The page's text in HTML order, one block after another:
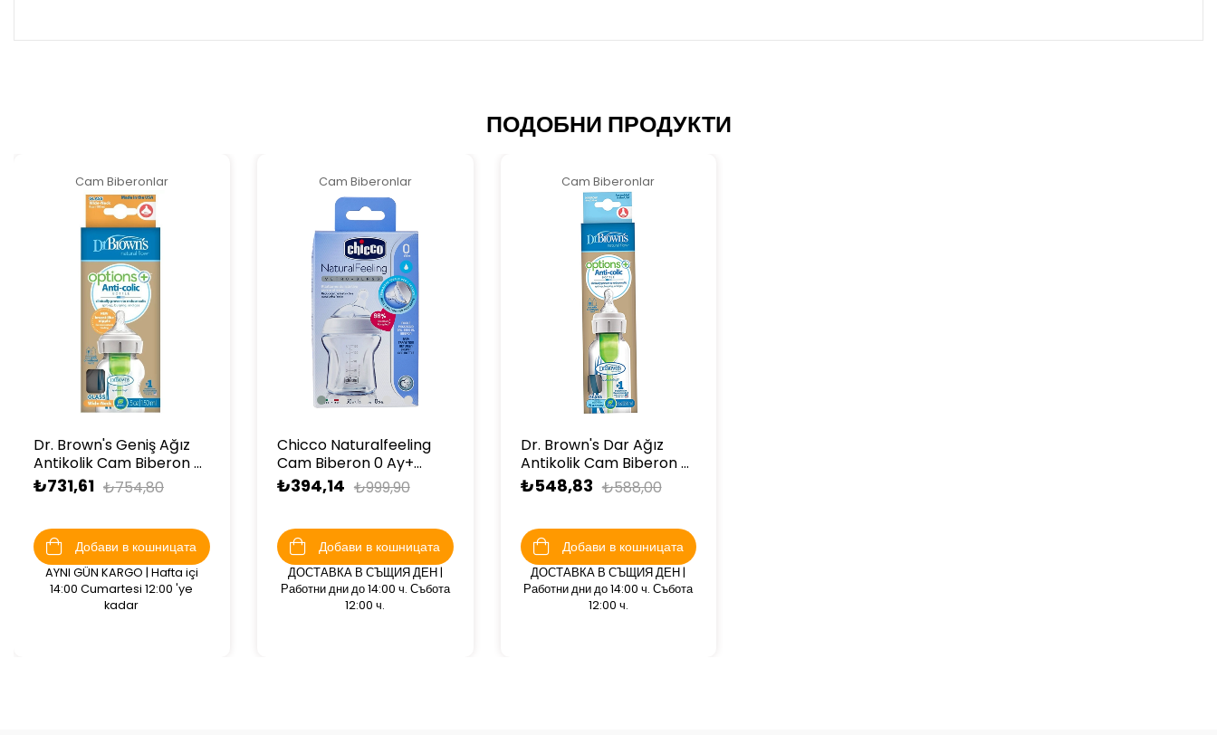
ПОДОБНИ ПРОДУКТИ
Cam Biberonlar
Dr. Brown's Geniş Ağız
Antikolik Cam Biberon 5
oz/150 ml
₺731,61 ₺754,80
Добави в кошницата
AYNI GÜN KARGO | Hafta içi
14:00 Cumartesi 12:00 'ye
kadar
Cam Biberonlar
Chicco Naturalfeeling
Cam Biberon 0 Ay+
150ml
₺394,14 ₺999,90
Добави в кошницата
ДОСТАВКА В СЪЩИЯ ДЕН |
Работни дни до 14:00 ч. Събота
12:00 ч.
Cam Biberonlar
Dr. Brown's Dar Ağız
Antikolik Cam Biberon 8
oz/250 ml
₺548,83 ₺588,00
Добави в кошницата
ДОСТАВКА В СЪЩИЯ ДЕН |
Работни дни до 14:00 ч. Събота
12:00 ч.